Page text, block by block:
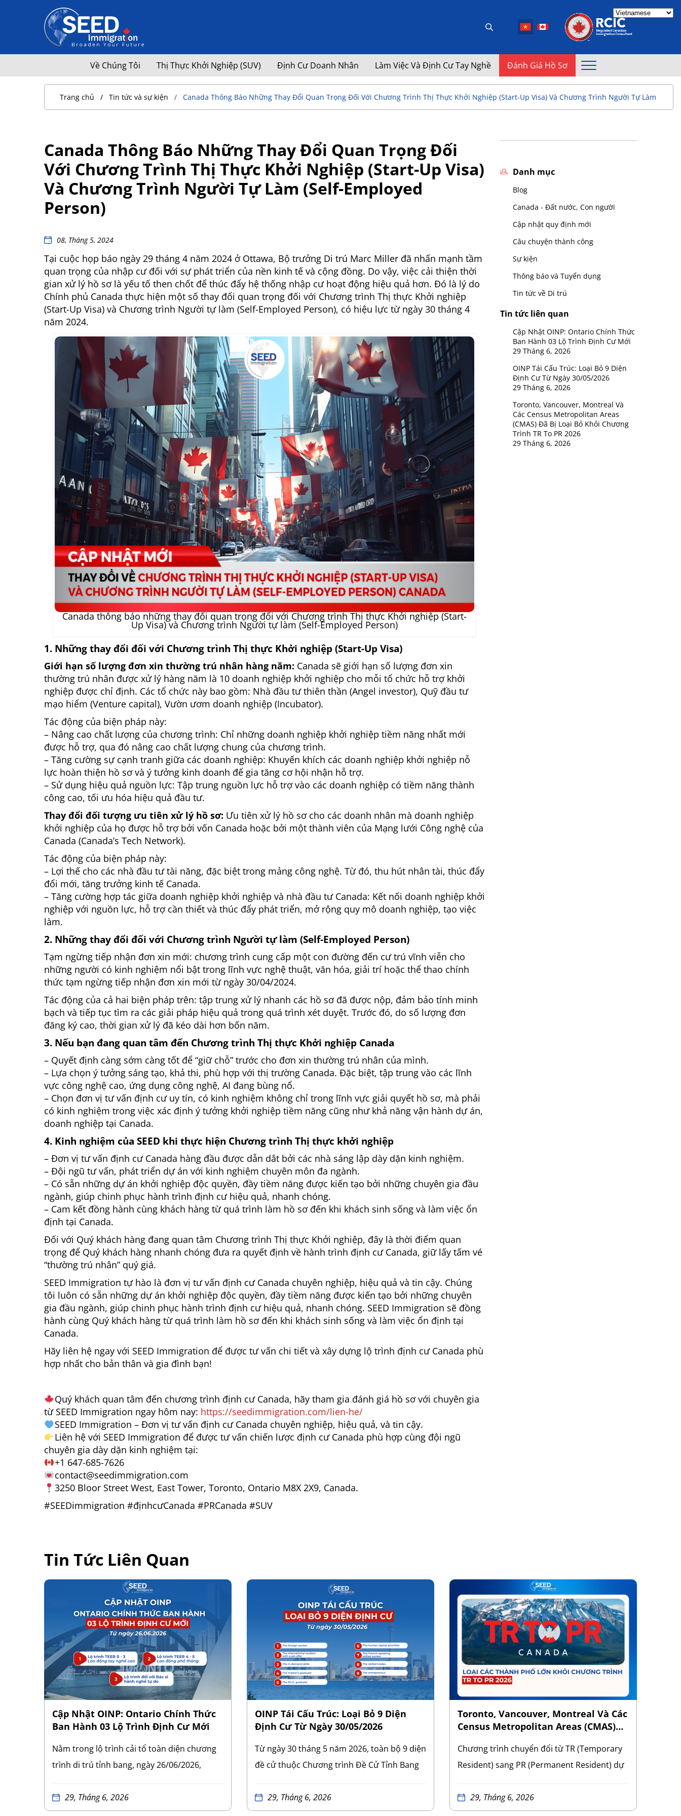
Về Chúng Tôi Thị Thực Khởi Nghiệp (SUV) Định Cư Doanh Nhân Làm Việc Và Định Cư Tay Nghề Đánh Giá Hồ Sơ
Trang chủ Tin tức và sự kiện Canada Thông Báo Những Thay Đổi Quan Trọng Đối Với Chương Trình Thị Thực Khởi Nghiệp (Start-Up Visa) Và Chương Trình Người Tự Làm (Self-
Canada Thông Báo Những Thay Đổi Quan Trọng Đối
Với Chương Trình Thị Thực Khởi Nghiệp (Start-Up Visa)
Và Chương Trình Người Tự Làm (Self-Employed
Person)
08, Tháng 5, 2024
Tại cuộc họp báo ngày 29 tháng 4 năm 2024 ở Ottawa, Bộ trưởng Di trú Marc Miller đã nhấn mạnh tầm
quan trọng của nhập cư đối với sự phát triển của nền kinh tế và cộng đồng. Do vậy, việc cải thiện thời
gian xử lý hồ sơ là yếu tố then chốt để thúc đẩy hệ thống nhập cư hoạt động hiệu quả hơn. Đó là lý do
Chính phủ Canada thực hiện một số thay đổi quan trọng đối với Chương trình Thị thực Khởi nghiệp
(Start-Up Visa) và Chương trình Người tự làm (Self-Employed Person), có hiệu lực từ ngày 30 tháng 4
năm 2024.
Canada thông báo những thay đổi quan trọng đối với Chương trình Thị thực Khởi nghiệp (Start-
Up Visa) và Chương trình Người tự làm (Self-Employed Person)
1. Những thay đổi đối với Chương trình Thị thực Khởi nghiệp (Start-Up Visa)
Giới hạn số lượng đơn xin thường trú nhân hàng năm: Canada sẽ giới hạn số lượng đơn xin
thường trú nhân được xử lý hàng năm là 10 doanh nghiệp khởi nghiệp cho mỗi tổ chức hỗ trợ khởi
nghiệp được chỉ định. Các tổ chức này bao gồm: Nhà đầu tư thiên thần (Angel investor), Quỹ đầu tư
mạo hiểm (Venture capital), Vườn ươm doanh nghiệp (Incubator).
Tác động của biện pháp này:
– Nâng cao chất lượng của chương trình: Chỉ những doanh nghiệp khởi nghiệp tiềm năng nhất mới
được hỗ trợ, qua đó nâng cao chất lượng chung của chương trình.
– Tăng cường sự cạnh tranh giữa các doanh nghiệp: Khuyến khích các doanh nghiệp khởi nghiệp nỗ
lực hoàn thiện hồ sơ và ý tưởng kinh doanh để gia tăng cơ hội nhận hỗ trợ.
– Sử dụng hiệu quả nguồn lực: Tập trung nguồn lực hỗ trợ vào các doanh nghiệp có tiềm năng thành
công cao, tối ưu hóa hiệu quả đầu tư.
Thay đổi đối tượng ưu tiên xử lý hồ sơ: Ưu tiên xử lý hồ sơ cho các doanh nhân mà doanh nghiệp
khởi nghiệp của họ được hỗ trợ bởi vốn Canada hoặc bởi một thành viên của Mạng lưới Công nghệ của
Canada (Canada’s Tech Network).
Tác động của biện pháp này:
– Lợi thế cho các nhà đầu tư tài năng, đặc biệt trong mảng công nghệ. Từ đó, thu hút nhân tài, thúc đẩy
đổi mới, tăng trưởng kinh tế Canada.
– Tăng cường hợp tác giữa doanh nghiệp khởi nghiệp và nhà đầu tư Canada: Kết nối doanh nghiệp khởi
nghiệp với nguồn lực, hỗ trợ cần thiết và thúc đẩy phát triển, mở rộng quy mô doanh nghiệp, tạo việc
làm.
2. Những thay đổi đối với Chương trình Người tự làm (Self-Employed Person)
Tạm ngừng tiếp nhận đơn xin mới: chương trình cung cấp một con đường đến cư trú vĩnh viễn cho
những người có kinh nghiệm nổi bật trong lĩnh vực nghệ thuật, văn hóa, giải trí hoặc thể thao chính
thức tạm ngừng tiếp nhận đơn xin mới từ ngày 30/04/2024.
Tác động của cả hai biện pháp trên: tập trung xử lý nhanh các hồ sơ đã được nộp, đảm bảo tính minh
bạch và tiếp tục tìm ra các giải pháp hiệu quả trong quá trình xét duyệt. Trước đó, do số lượng đơn
đăng ký cao, thời gian xử lý đã kéo dài hơn bốn năm.
3. Nếu bạn đang quan tâm đến Chương trình Thị thực Khởi nghiệp Canada
– Quyết định càng sớm càng tốt để “giữ chỗ” trước cho đơn xin thường trú nhân của mình.
– Lựa chọn ý tưởng sáng tạo, khả thi, phù hợp với thị trường Canada. Đặc biệt, tập trung vào các lĩnh
vực công nghệ cao, ứng dụng công nghệ, AI đang bùng nổ.
– Chọn đơn vị tư vấn định cư uy tín, có kinh nghiệm không chỉ trong lĩnh vực giải quyết hồ sơ, mà phải
có kinh nghiệm trong việc xác định ý tưởng khởi nghiệp tiềm năng cũng như khả năng vận hành dự án,
doanh nghiệp tại Canada.
4. Kinh nghiệm của SEED khi thực hiện Chương trình Thị thực khởi nghiệp
– Đơn vị tư vấn định cư Canada hàng đầu được dẫn dắt bởi các nhà sáng lập dày dặn kinh nghiệm.
– Đội ngũ tư vấn, phát triển dự án với kinh nghiệm chuyên môn đa ngành.
– Có sẵn những dự án khởi nghiệp độc quyền, đầy tiềm năng được kiến tạo bởi những chuyên gia đầu
ngành, giúp chinh phục hành trình định cư hiệu quả, nhanh chóng.
– Cam kết đồng hành cùng khách hàng từ quá trình làm hồ sơ đến khi khách sinh sống và làm việc ổn
định tại Canada.
Đối với Quý khách hàng đang quan tâm Chương trình Thị thực Khởi nghiệp, đây là thời điểm quan
trọng để Quý khách hàng nhanh chóng đưa ra quyết định về hành trình định cư Canada, giữ lấy tấm vé
“thường trú nhân” quý giá.
SEED Immigration tự hào là đơn vị tư vấn định cư Canada chuyên nghiệp, hiệu quả và tin cậy. Chúng
tôi luôn có sẵn những dự án khởi nghiệp độc quyền, đầy tiềm năng được kiến tạo bởi những chuyên
gia đầu ngành, giúp chinh phục hành trình định cư hiệu quả, nhanh chóng. SEED Immigration sẽ đồng
hành cùng Quý khách hàng từ quá trình làm hồ sơ đến khi khách sinh sống và làm việc ổn định tại
Canada.
Hãy liên hệ ngay với SEED Immigration để được tư vấn chi tiết và xây dựng lộ trình định cư Canada phù
hợp nhất cho bản thân và gia đình bạn!
Quý khách quan tâm đến chương trình định cư Canada, hãy tham gia đánh giá hồ sơ với chuyên gia
từ SEED Immigration ngay hôm nay: https://seedimmigration.com/lien-he/
SEED Immigration – Đơn vị tư vấn định cư Canada chuyên nghiệp, hiệu quả, và tin cậy.
Liên hệ với SEED Immigration để được tư vấn chiến lược định cư Canada phù hợp cùng đội ngũ
chuyên gia dày dặn kinh nghiệm tại:
+1 647-685-7626
contact@seedimmigration.com
3250 Bloor Street West, East Tower, Toronto, Ontario M8X 2X9, Canada.
#SEEDimmigration #địnhcưCanada #PRCanada #SUV
Danh mục
Blog
Canada - Đất nước, Con người
Cập nhật quy định mới
Câu chuyện thành công
Sự kiện
Thông báo và Tuyển dụng
Tin tức về Di trú
Tin tức liên quan
Cập Nhật OINP: Ontario Chính Thức
Ban Hành 03 Lộ Trình Định Cư Mới
29 Tháng 6, 2026
OINP Tái Cấu Trúc: Loại Bỏ 9 Diện
Định Cư Từ Ngày 30/05/2026
29 Tháng 6, 2026
Toronto, Vancouver, Montreal Và
Các Census Metropolitan Areas
(CMAS) Đã Bị Loại Bỏ Khỏi Chương
Trình TR To PR 2026
29 Tháng 6, 2026
Tin Tức Liên Quan
Cập Nhật OINP: Ontario Chính Thức
Ban Hành 03 Lộ Trình Định Cư Mới
Nằm trong lộ trình cải tổ toàn diện chương
trình di trú tỉnh bang, ngày 26/06/2026,
đổi quy định pháp lý mới. Thay đổi cốt lõi
trong đợt cải tổ này là việc chính thức triển
29, Tháng 6, 2026
OINP Tái Cấu Trúc: Loại Bỏ 9 Diện
Định Cư Từ Ngày 30/05/2026
Từ ngày 30 tháng 5 năm 2026, toàn bộ 9 diện
đề cử thuộc Chương trình Đề Cử Tỉnh Bang
Program – OINP) đã bị xóa bỏ khỏi quy định
của tỉnh bang. Việc hủy bỏ này áp dụng cho
29, Tháng 6, 2026
Toronto, Vancouver, Montreal Và Các
Census Metropolitan Areas (CMAS)
To PR 2026
Chương trình chuyển đổi từ TR (Temporary
Resident) sang PR (Permanent Resident) dự
không áp dụng tại các thành phố lớn của
Canada. Chương trình sẽ loại trừ toàn bộ các
29, Tháng 6, 2026